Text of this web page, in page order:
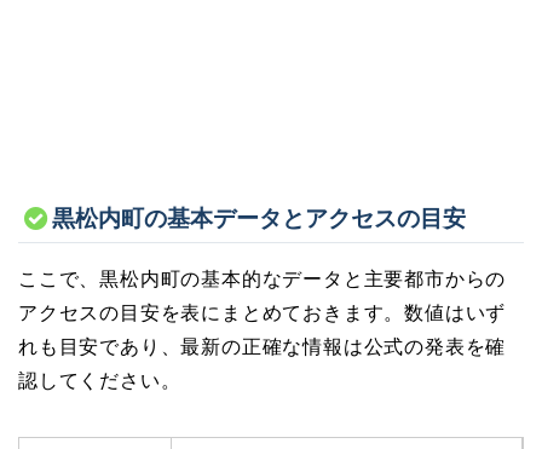
黒松内町の基本データとアクセスの目安
ここで、黒松内町の基本的なデータと主要都市からの
アクセスの目安を表にまとめておきます。数値はいず
れも目安であり、最新の正確な情報は公式の発表を確
認してください。